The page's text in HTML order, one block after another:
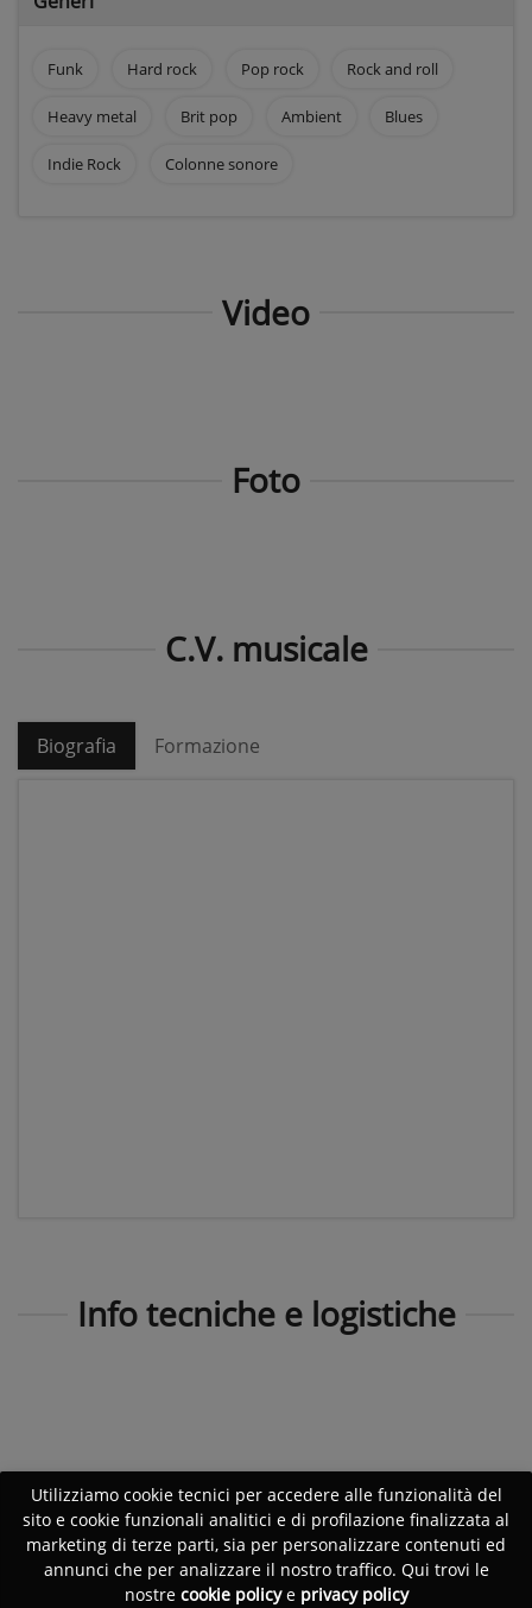
Funk Hard rock Pop rock Rock and roll
Heavy metal Brit pop Ambient Blues
Indie Rock Colonne sonore
Video
Foto
C.V. musicale
Biografia Formazione
Info tecniche e logistiche
Utilizziamo cookie tecnici per accedere alle funzionalità del
sito e cookie funzionali analitici e di profilazione finalizzata al
marketing di terze parti, sia per personalizzare contenuti ed
annunci che per analizzare il nostro traffico. Qui trovi le
nostre cookie policye privacy policy